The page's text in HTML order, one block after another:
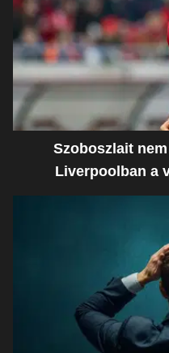
Szoboszlait
Liverpoolban a